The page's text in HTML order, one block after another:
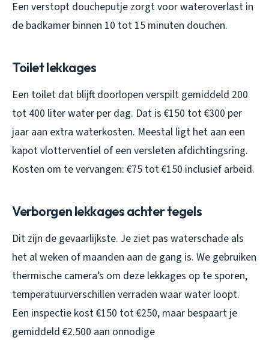
Een verstopt doucheputje zorgt voor wateroverlast in
de badkamer binnen 10 tot 15 minuten douchen.
Toilet lekkages
Een toilet dat blijft doorlopen verspilt gemiddeld 200
tot 400 liter water per dag. Dat is €150 tot €300 per
jaar aan extra waterkosten. Meestal ligt het aan een
kapot vlotterventiel of een versleten afdichtingsring.
Kosten om te vervangen: €75 tot €150 inclusief arbeid.
Verborgen lekkages achter tegels
Dit zijn de gevaarlijkste. Je ziet pas waterschade als
het al weken of maanden aan de gang is. We gebruiken
thermische camera’s om deze lekkages op te sporen,
temperatuurverschillen verraden waar water loopt.
Een inspectie kost €150 tot €250, maar bespaart je
gemiddeld €2.500 aan onnodige